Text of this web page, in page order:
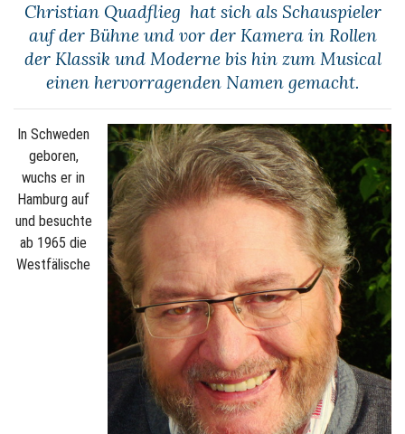
Christian Quadflieg hat sich als Schauspieler
auf der Bühne und vor der Kamera in Rollen
der Klassik und Moderne bis hin zum Musical
einen hervorragenden Namen gemacht.
In Schweden
geboren,
wuchs er in
Hamburg auf
und besuchte
ab 1965 die
Westfälische